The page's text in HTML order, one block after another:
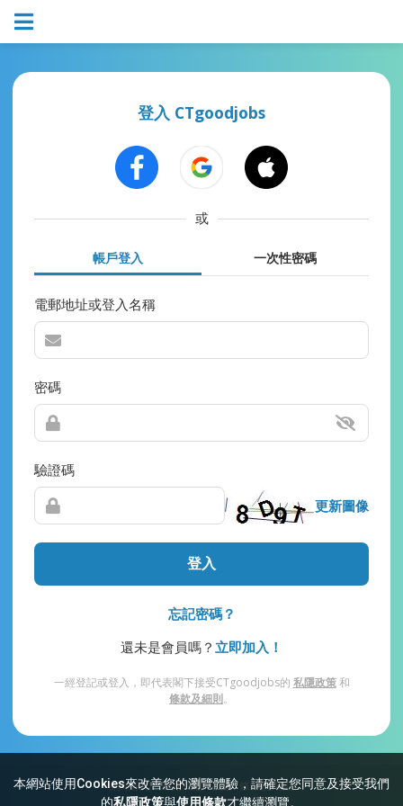
本網站使用Cookies來改善您的瀏覽體驗，請確定您同意及接受我們
的私隱政策與使用條款才繼續瀏覽。
登入 CTgoodjobs
或
帳戶登入 一次性密碼
電郵地址或登入名稱
密碼
驗證碼
更新圖像
登入
忘記密碼？
還未是會員嗎？ 立即加入！
一經登記或登入，即代表閣下接受CTgoodjobs的 私隱政策和
條款及細則。
網站索引 常見問題 私隱 條款及細則